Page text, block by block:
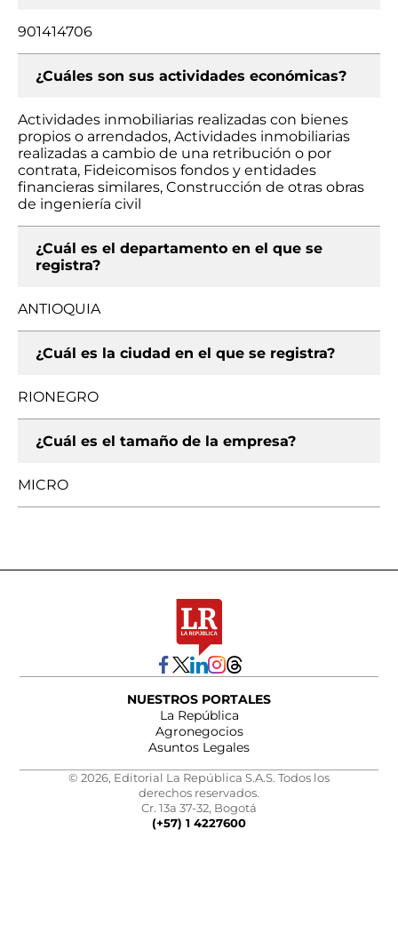
901414706
¿Cuáles son sus actividades económicas?
Actividades inmobiliarias realizadas con bienes
propios o arrendados, Actividades inmobiliarias
realizadas a cambio de una retribución o por
contrata, Fideicomisos fondos y entidades
financieras similares, Construcción de otras obras
de ingeniería civil
¿Cuál es el departamento en el que se
registra?
ANTIOQUIA
¿Cuál es la ciudad en el que se registra?
RIONEGRO
¿Cuál es el tamaño de la empresa?
MICRO
NUESTROS PORTALES
La República
Agronegocios
Asuntos Legales
© 2026, Editorial La República S.A.S. Todos los
derechos reservados.
Cr. 13a 37-32, Bogotá
(+57) 1 4227600